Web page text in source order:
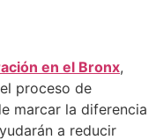
en el Bronx,
proceso de
marcar la diferencia
a reducir